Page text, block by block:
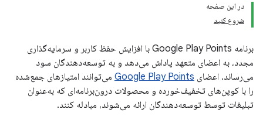
در این صفحه
شروع کنید
برنامه Google Play Points با افزایش حفظ کاربر و سرمایه‌گذاری
مجدد، به اعضای متعهد پاداش می‌دهد و به توسعه‌دهندگان سود
می‌رساند. اعضای Google Play Points می‌توانند امتیازهای جمع‌شده
را با کوپن‌های تخفیف‌خورده و محصولات درون‌برنامه‌ای که به‌عنوان
تبلیغات توسط توسعه‌دهندگان ارائه می‌شوند، مبادله کنند.